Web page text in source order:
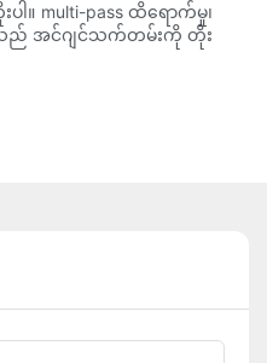
။ multi-pass ထိရောက်မှု၊
စ်သည် အင်ဂျင်သက်တမ်းကို တိုး